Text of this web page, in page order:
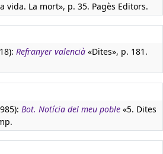
vida. La mort», p. 35. Pagès Editors.
Refranyer valencià «Dites», p. 181.
Bot. Notícia del meu poble «5. Dites